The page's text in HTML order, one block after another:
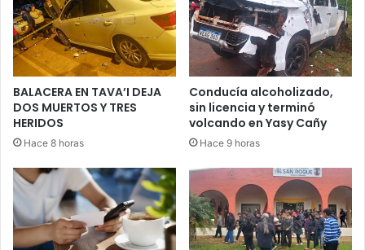
BALACERA EN TAVA’I DEJA
DOS MUERTOS Y TRES
HERIDOS
Hace 8 horas
Conducía alcoholizado,
sin licencia y terminó
volcando en Yasy Cañy
Hace 9 horas